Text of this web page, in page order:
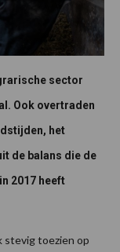
sector
Ook overtraden
het
de balans die de
2017 heeft
stevig toezien op